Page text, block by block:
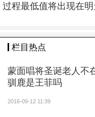
过程最低值将出现在
栏目热点
蒙面唱将圣诞老人不
驯鹿是王菲吗
2016-09-12 11:39